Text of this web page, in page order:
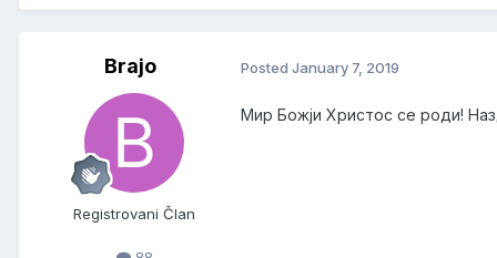
Brajo
Registrovani Član
Posted January 7, 2019
Мир Божји Христос се роди!